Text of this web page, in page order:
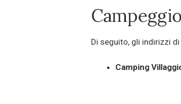
Di seguito, gli indirizzi
Camping